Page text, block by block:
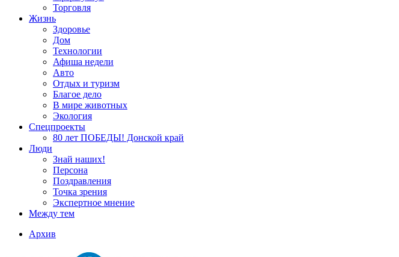
Торговля
Жизнь
Здоровье
Дом
Технологии
Афиша недели
Авто
Отдых и туризм
Благое дело
В мире животных
Экология
Спецпроекты
80 лет ПОБЕДЫ! Донской край
Люди
Знай наших!
Персона
Поздравления
Точка зрения
Экспертное мнение
Между тем
Архив